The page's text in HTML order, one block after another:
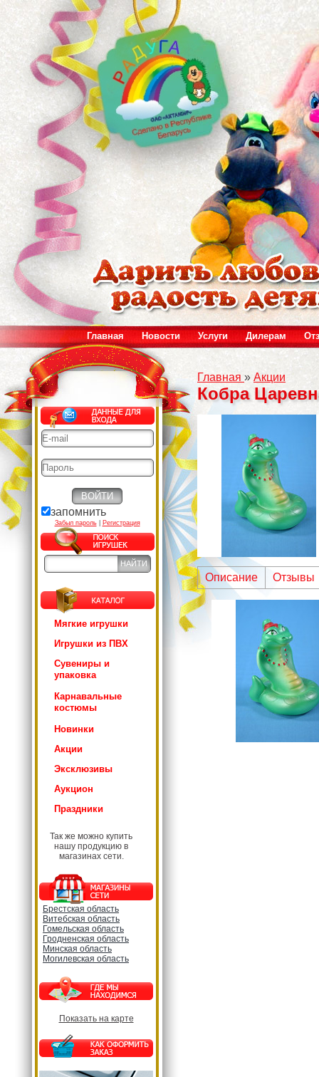
Главная Новости Услуги Дилерам
запомнить
Забыл пароль| Регистрация
Мягкие игрушки
Игрушки из ПВХ
Сувениры и
упаковка
Карнавальные
костюмы
Новинки
Акции
Эксклюзивы
Аукцион
Праздники
Так же можно купить
нашу продукцию в
магазинах сети.
Брестская область
Витебская область
Гомельская область
Гродненская область
Минская область
Могилевская область
Показать на карте
Главная » Акции
Кобра
Описание Отзывы